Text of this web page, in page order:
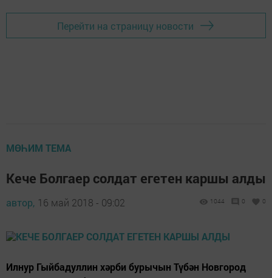
Перейти на страницу новости
МӨҺИМ ТЕМА
Кече Болгаер солдат егетен каршы алды
автор, 16 май 2018 - 09:02 1044 0 0
Илнур Гыйбадуллин хәрби бурычын Түбән Новгород